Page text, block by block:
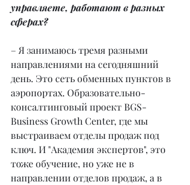
управляете, работают в разных
сферах?
– Я занимаюсь тремя разными
направлениями на сегодняшний
день. Это сеть обменных пунктов в
аэропортах. Образовательно-
консалтинговый проект BGS-
Business Growth Center, где мы
выстраиваем отделы продаж под
ключ. И "Академия экспертов", это
тоже обучение, но уже не в
направлении отделов продаж, а в